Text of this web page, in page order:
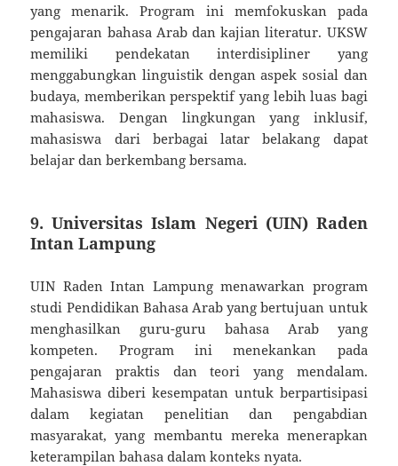
yang menarik. Program ini memfokuskan pada
pengajaran bahasa Arab dan kajian literatur. UKSW
memiliki pendekatan interdisipliner yang
menggabungkan linguistik dengan aspek sosial dan
budaya, memberikan perspektif yang lebih luas bagi
mahasiswa. Dengan lingkungan yang inklusif,
mahasiswa dari berbagai latar belakang dapat
belajar dan berkembang bersama.
9. Universitas Islam Negeri (UIN) Raden
Intan Lampung
UIN Raden Intan Lampung menawarkan program
studi Pendidikan Bahasa Arab yang bertujuan untuk
menghasilkan guru-guru bahasa Arab yang
kompeten. Program ini menekankan pada
pengajaran praktis dan teori yang mendalam.
Mahasiswa diberi kesempatan untuk berpartisipasi
dalam kegiatan penelitian dan pengabdian
masyarakat, yang membantu mereka menerapkan
keterampilan bahasa dalam konteks nyata.